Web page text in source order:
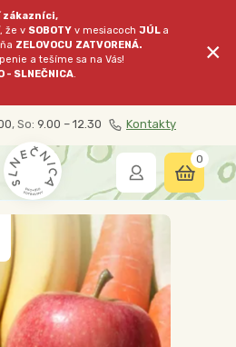
zákazníci,
že v SOBOTY v mesiacochJÚL a
ZELOVOCU ZATVORENÁ.
a tešíme sa na Vás!
- SLNEČNICA.
×
, So: 9.00 – 12.30 Kontakty
0